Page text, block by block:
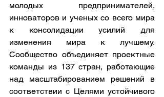
молодых предпринимателей,
инноваторов и ученых со всего мира
к консолидации усилий для
изменения мира к лучшему.
Сообщество объединяет проектные
команды из 137 стран, работающие
над масштабированием решений в
соответствии с Целями устойчивого